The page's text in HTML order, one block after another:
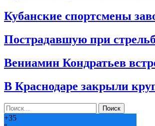
Кубанские спортсмены
Пострадавшую при
Вениамин Кондратьев
В Краснодаре закрыли
+35